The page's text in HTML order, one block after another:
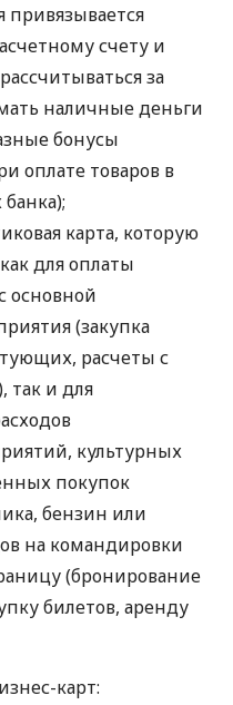
привязывается
счету и
за
наличные деньги
бонусы
оплате товаров в
карта, которую
для оплаты
основной
(закупка
расчеты с
так и для
культурных
покупок
бензин или
на командировки
(бронирование
билетов, аренду
карт: